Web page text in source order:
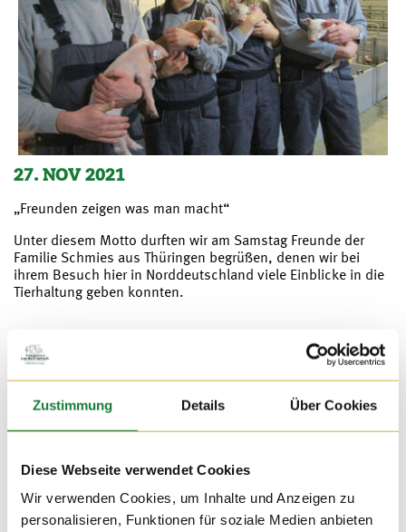
Zustimmung Details Über Cookies
Diese Webseite verwendet Cookies
Wir verwenden Cookies, um Inhalte und Anzeigen zu
personalisieren, Funktionen für soziale Medien anbieten
27. NOV 2021
„Freunden zeigen was man macht“
Unter diesem Motto durften wir am Samstag Freunde der
Familie Schmies aus Thüringen begrüßen, denen wir bei
ihrem Besuch hier in Norddeutschland viele Einblicke in die
Tierhaltung geben konnten.